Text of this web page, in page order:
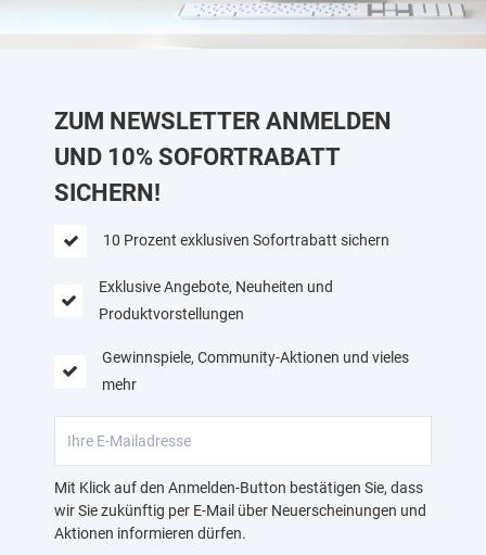
ZUM NEWSLETTER ANMELDEN
UND 10% SOFORTRABATT
SICHERN!
10 Prozent exklusiven Sofortrabatt sichern
Exklusive Angebote, Neuheiten und
Produktvorstellungen
Gewinnspiele, Community-Aktionen und vieles
mehr
Mit Klick auf den Anmelden-Button bestätigen Sie, dass
wir Sie zukünftig per E-Mail über Neuerscheinungen und
Aktionen informieren dürfen.